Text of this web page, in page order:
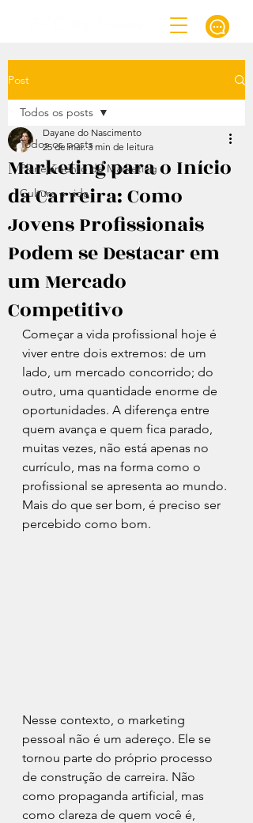
Post
Todos os posts
Planejamento de Marketing
Cultura e vida
Todos os posts
Marketing para o Início
da Carreira: Como
Jovens Profissionais
Podem se Destacar em
um Mercado
Competitivo
Dayane do Nascimento
25 de mai. 3 min de leitura
Começar a vida profissional hoje é
viver entre dois extremos: de um
lado, um mercado concorrido; do
outro, uma quantidade enorme de
oportunidades. A diferença entre
quem avança e quem fica parado,
muitas vezes, não está apenas no
currículo, mas na forma como o
profissional se apresenta ao mundo.
Mais do que ser bom, é preciso ser
percebido como bom.
Nesse contexto, o marketing
pessoal não é um adereço. Ele se
tornou parte do próprio processo
de construção de carreira. Não
como propaganda artificial, mas
como clareza de quem você é,